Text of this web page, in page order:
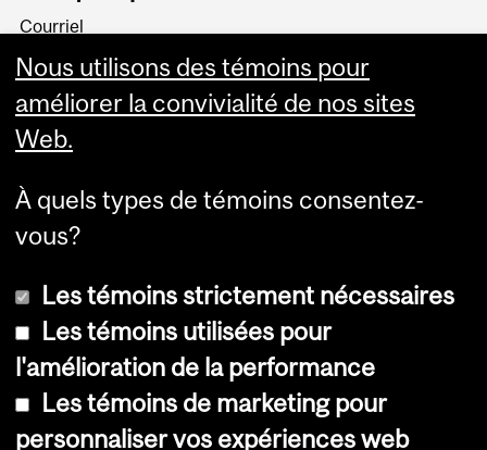
Courriel
Minerva
MyCourses
© Université McGill, 2026
Accessibilité
Nous utilisons des témoins pour
améliorer la convivialité de nos sites
Web.
À quels types de témoins consentez-
vous?
Les témoins strictement nécessaires
Les témoins utilisées pour
l'amélioration de la performance
Les témoins de marketing pour
personnaliser vos expériences web